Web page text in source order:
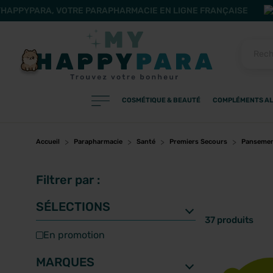
VOTRE PARAPHARMACIE EN LIGNE FRANÇAISE
Filtres
CATÉGORIES
MARQUES
PRODUITS
COSMÉTIQUE & BEAUTÉ COMPLÉMENTS
Accueil Parapharmacie Santé Premiers Secours
Filtrer par :
SÉLECTIONS
en promotion
MARQUES
37 produits